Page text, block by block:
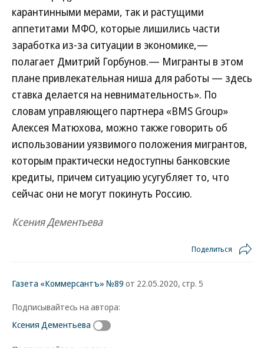
карантинными мерами, так и растущими
аппетитами МФО, которые лишились части
заработка из-за ситуации в экономике,—
полагает Дмитрий Горбунов.— Мигранты в этом
плане привлекательная ниша для работы — здесь
ставка делается на невнимательность». По
словам управляющего партнера «BMS Group»
Алексея Матюхова, можно также говорить об
использовании уязвимого положения мигрантов,
которым практически недоступны банковские
кредиты, причем ситуацию усугубляет то, что
сейчас они не могут покинуть Россию.
Ксения Дементьева
Поделиться
Газета «Коммерсантъ» №89 от 22.05.2020, стр. 5
Подписывайтесь на автора:
Ксения Дементьева